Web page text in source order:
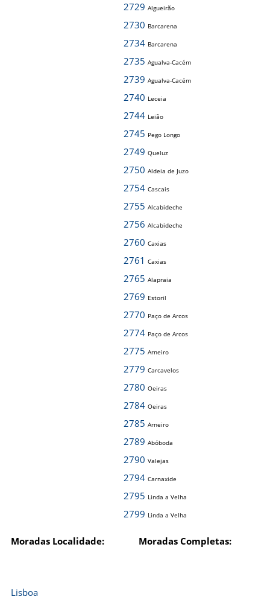
2729 Algueirão
2730 Barcarena
2734 Barcarena
2735 Agualva-Cacém
2739 Agualva-Cacém
2740 Leceia
2744 Leião
2745 Pego Longo
2749 Queluz
2750 Aldeia de Juzo
2754 Cascais
2755 Alcabideche
2756 Alcabideche
2760 Caxias
2761 Caxias
2765 Alapraia
2769 Estoril
2770 Paço de Arcos
2774 Paço de Arcos
2775 Arneiro
2779 Carcavelos
2780 Oeiras
2784 Oeiras
2785 Arneiro
2789 Abóboda
2790 Valejas
2794 Carnaxide
2795 Linda a Velha
2799 Linda a Velha
Moradas Localidade: Moradas Completas:
Lisboa